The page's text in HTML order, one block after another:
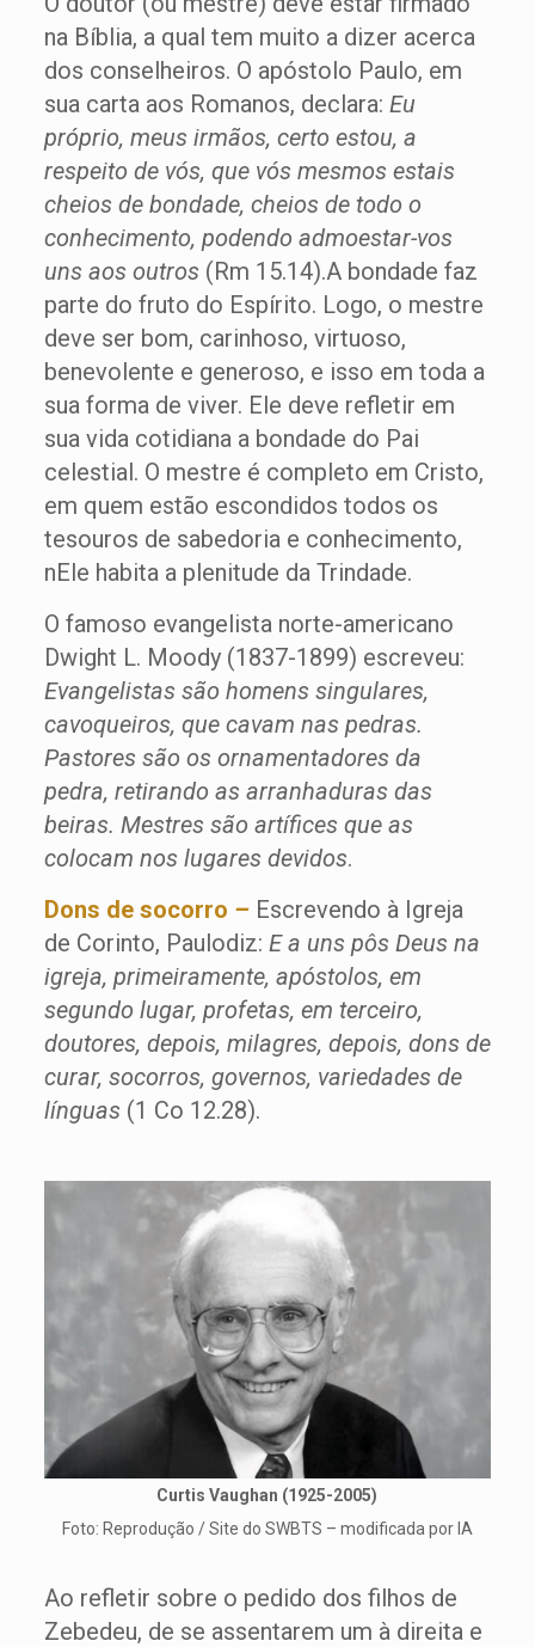
na Bíblia, a qual tem muito a dizer acerca
dos conselheiros. O apóstolo Paulo, em
sua carta aos Romanos, declara: Eu
próprio, meus irmãos, certo estou, a
respeito de vós, que vós mesmos estais
cheios de bondade, cheios de todo o
conhecimento, podendo admoestar-vos
uns aos outros (Rm 15.14).A bondade faz
parte do fruto do Espírito. Logo, o mestre
deve ser bom, carinhoso, virtuoso,
benevolente e generoso, e isso em toda a
sua forma de viver. Ele deve refletir em
sua vida cotidiana a bondade do Pai
celestial. O mestre é completo em Cristo,
em quem estão escondidos todos os
tesouros de sabedoria e conhecimento,
nEle habita a plenitude da Trindade.
O famoso evangelista norte-americano
Dwight L. Moody (1837-1899) escreveu:
Evangelistas são homens singulares,
cavoqueiros, que cavam nas pedras.
Pastores são os ornamentadores da
pedra, retirando as arranhaduras das
beiras. Mestres são artífices que as
colocam nos lugares devidos.
Dons de socorro – Escrevendo à Igreja
de Corinto, Paulodiz: E a uns pôs Deus na
igreja, primeiramente, apóstolos, em
segundo lugar, profetas, em terceiro,
doutores, depois, milagres, depois, dons de
curar, socorros, governos, variedades de
línguas (1 Co 12.28).
Curtis Vaughan (1925-2005)
Foto: Reprodução / Site do SWBTS – modificada por IA
Ao refletir sobre o pedido dos filhos de
Zebedeu, de se assentarem um à direita e